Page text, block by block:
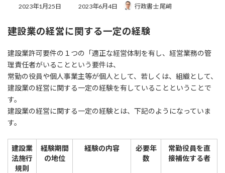
2023年1月25日
最
新
時
:
2023年6月4日 行政書士 尾﨑
建設業の経営に関する一定の経験
建設業許可要件の１つの「適正な経営体制を有し、経営業務の管
理責任者がいることという要件は、
常勤の役員や個人事業主等が個人として、若しくは、組織として、
建設業の経営に関する一定の経験を有していることということで
す。
建設業の経営に関する一定の経験とは、下記のようになっていま
す。
建設業
法施行
規則
経験期間
の地位
経験の内容
必要年
数
常勤役員を直
接補佐する者